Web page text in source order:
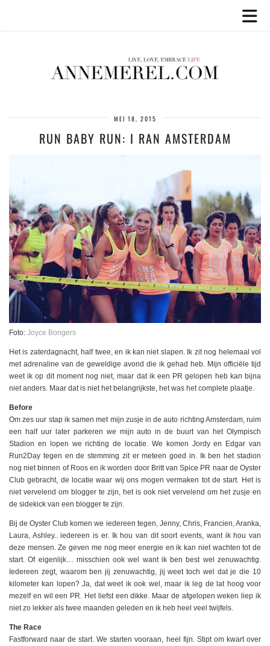
MEI 18, 2015
RUN BABY RUN: I RAN AMSTERDAM
Foto: Joyce Bongers
Het is zaterdagnacht, half twee, en ik kan niet slapen. Ik zit nog helemaal vol
met adrenaline van de geweldige avond die ik gehad heb. Mijn officiële tijd
weet ik op dit moment nog niet, maar dat ik een PR gelopen heb kan bijna
niet anders. Maar dat is niet het belangrijkste, het was het complete plaatje.
Before
Om zes uur stap ik samen met mijn zusje in de auto richting Amsterdam, ruim
een half uur later parkeren we mijn auto in de buurt van het Olympisch
Stadion en lopen we richting de locatie. We komen Jordy en Edgar van
Run2Day tegen en de stemming zit er meteen goed in. Ik ben het stadion
nog niet binnen of Roos en ik worden door Britt van Spice PR naar de Oyster
Club gebracht, de locatie waar wij ons mogen vermaken tot de start. Het is
niet vervelend om blogger te zijn, het is ook niet vervelend om het zusje en
de sidekick van een blogger te zijn.
Bij de Oyster Club komen we iedereen tegen, Jenny, Chris, Francien, Aranka,
Laura, Ashley.. iedereen is er. Ik hou van dit soort events, want ik hou van
deze mensen. Ze geven me nog meer energie en ik kan niet wachten tot de
start. Of eigenlijk… misschien ook wel want ik ben best wel zenuwachtig.
Iedereen zegt, waarom ben jij zenuwachtig, jij weet toch wel dat je die 10
kilometer kan lopen? Ja, dat weet ik ook wel, maar ik leg de lat hoog voor
mezelf en wil een PR. Het liefst een dikke. Maar de afgelopen weken liep ik
niet zo lekker als twee maanden geleden en ik heb heel veel twijfels.
The Race
Fastforward naar de start. We starten vooraan, heel fijn. Stipt om kwart over